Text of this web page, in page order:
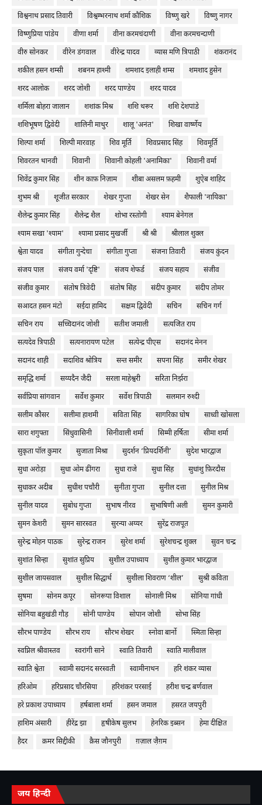
विश्वनाथ प्रसाद तिवारी
विश्वम्भरनाथ शर्मा कौशिक विष्णु खरे
विष्णु नागर
विष्णुप्रिया पांडेय
वीणा शर्मा वीना करमचंदाणी
वीना करमचन्दाणी
वीरु सोनकर
वीरेन डंगवाल वीरेन्द्र यादव व्यास मणि त्रिपाठी
शंकरानंद
शकील हसन शम्सी
शबनम हाश्मी शमशाद इलाही शम्स
शमशाद हुसेन
शरद आलोक
शरद जोशी शरद पाण्डेय
शरद यादव
शर्मिला बोहरा जालान
शशांक मिश्र शशि थरूर
शशि देशपांडे
शशिभूषण द्विवेदी
शालिनी माथुर शालू 'अनंत'
शिखा वार्ष्णेय
शिल्पा शर्मा
शिल्पी मारवाह शिव मूर्ति शिवप्रसाद सिंह
शिवमूर्ति
शिवरतन थानवी
शिवानी शिवानी कोहली 'अनामिका'
शिवानी वर्मा
शिवेंद्र कुमार सिंह
शीन काफ़ निज़ाम शीबा असलम फ़हमी
शुऐब शाहिद
शुभम श्री
शूजीत सरकार शेखर गुप्ता शेखर सेन
शैफाली 'नायिका'
शैलेन्द्र कुमार सिंह
शैलेन्द्र शैल शोभा रस्तोगी
श्याम बेनेगल
श्याम सखा 'श्याम'
श्यामा प्रसाद मुखर्जी श्री श्री
श्रीलाल शुक्ल
श्वेता यादव
संगीता गुन्देचा संगीता गुप्ता संजना तिवारी
संजय कुंदन
संजय पाल
संजय वर्मा 'दृष्टि' संजय शेफर्ड संजय सहाय
संजीव
संजीव कुमार
संतोष त्रिवेदी संतोष सिंह संदीप कुमार
संदीप तोमर
सआदत हसन मंटो
सईदा हामिद सक्षम द्विवेदी सचिन
सचिन गर्ग
सचिन राय
सच्चिदानंद जोशी सतीश जमाली
सत्यजित राय
सत्यदेव त्रिपाठी
सत्यनारायण पटेल सत्येन्द्र पीएस
सदानंद मेनन
सदानंद शाही
सदाशिव श्रोत्रिय सन्त समीर सपना सिंह
समीर शेखर
समृद्धि शर्मा
सय्यदैन जैदी सरला माहेश्वरी
सरिता निर्झरा
सर्वप्रिया सांगवान
सर्वेश कुमार सर्वेश त्रिपाठी
सलमान रुश्दी
सलीम कौसर
सलीमा हाशमी सविता सिंह सागरिका घोष
साध्वी खोसला
सारा शगुफ्ता
सिंधुवासिनी सिनीवाली शर्मा सिम्मी हर्षिता
सीमा शर्मा
सुकृता पॉल कुमार
सुजाता मिश्रा सुदर्शन ‘प्रियदर्शिनी’
सुदेश भारद्वाज
सुधा अरोड़ा
सुधा ओम ढींगरा सुधा राजे सुधा सिंह
सुधांशु फ़िरदौस
सुधाकर अदीब
सुधीश पचौरी सुनीता गुप्ता सुनील दत्ता
सुनील मिश्र
सुनील यादव
सुबोध गुप्ता सुभाष नीरव सुभाषिणी अली
सुमन कुमारी
सुमन केशरी
सुमन सारस्वत सुरन्या अय्यर
सुरेंद्र राजपूत
सुरेन्द्र मोहन पाठक
सुरेन्द्र राजन सुरेश शर्मा सुरेशचन्द्र शुक्ल
सुवन चन्द्र
सुशांत सिन्हा
सुशांत सुप्रिय सुशील उपाध्याय
सुशील कुमार भारद्वाज
सुशील जायसवाल
सुशील सिद्धार्थ सुशीला शिवराण ‘शील’
सुश्री कविता
सुषमा
सोनम कपूर सोनरूपा विशाल सोनाली मिश्र
सोनिया गांधी
सोनिया बहुखंडी गौड़
सोनी पाण्डेय सोपान जोशी
सोभा सिंह
सौरभ पाण्डेय
सौरभ राय सौरभ शेखर स्नोवा बार्नो
स्मिता सिन्हा
स्वप्निल श्रीवास्तव
स्वरांगी साने स्वाति तिवारी
स्वाति मालीवाल
स्वाति श्वेता
स्वामी सदानंद सरस्वती स्वामीनाथन
हरि शंकर व्यास
हरिओम
हरिप्रसाद चौरसिया हरिशंकर परसाई
हरीश चन्द्र बर्णवाल
हरे प्रकाश उपाध्याय
हर्षबाला शर्मा हसन जमाल
हसरत जयपुरी
हाशिम अंसारी
हीरेंद्र झा हृषीकेष सुलभ हेनरिक इब्सन
हेमा दीक्षित
हैदर
क़मर सिद्दीकी क़ैस जौनपुरी ग़ज़ाल जै़ग़म
जय हिन्दी